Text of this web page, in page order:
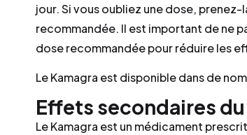
jour. Si vous oubliez une dose, prenez-
recommandée. Il est important de ne
dose recommandée pour réduire les
Le Kamagra est disponible dans de
Effets secondaires
Le Kamagra est un médicament